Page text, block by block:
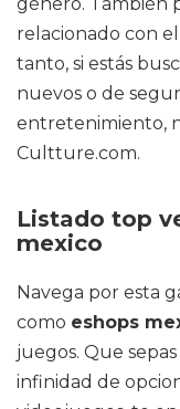
relacionado con
tanto, si estás
nuevos o de
entretenimiento,
Cultture.com.
Listado top
mexico
Navega por esta
como eshops
juegos. Que
infinidad de